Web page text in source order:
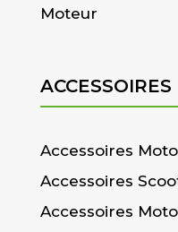
Moteur
ACCESSOIRES
Accessoires Moto
Accessoires
Accessoires